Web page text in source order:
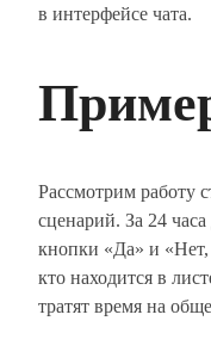
в интерфейсе чата.
Рассмотрим работу
сценарий. За 24
кнопки «Да» и «Нет,
кто находится в
тратят время на